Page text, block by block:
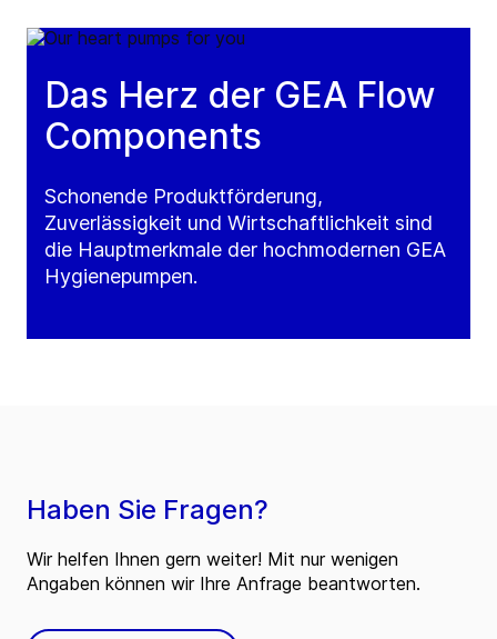
Das Herz der GEA Flow
Components
Schonende Produktförderung,
Zuverlässigkeit und Wirtschaftlichkeit sind
die Hauptmerkmale der hochmodernen GEA
Hygienepumpen.
Haben Sie Fragen?
Wir helfen Ihnen gern weiter! Mit nur wenigen
Angaben können wir Ihre Anfrage beantworten.